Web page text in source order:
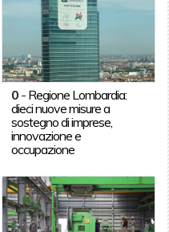
0 - Regione Lombardia:
dieci nuove misure a
sostegno di imprese,
innovazione e
occupazione